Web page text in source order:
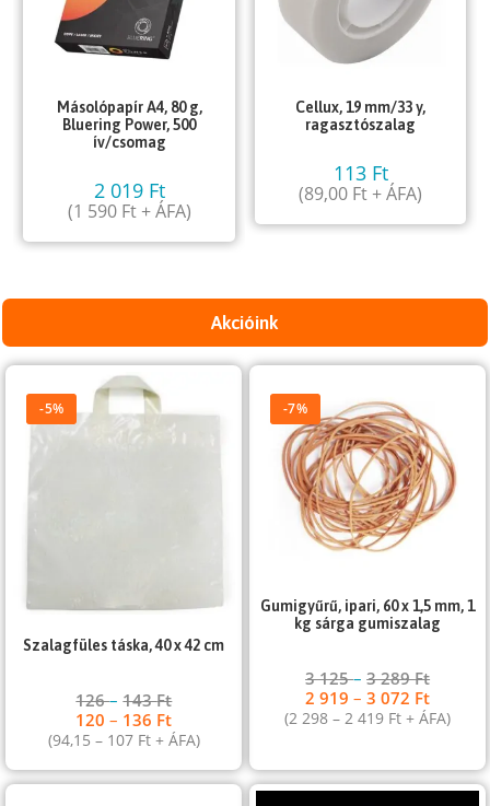
Másolópapír A4, 80 g,
Bluering Power, 500
ív/csomag
2 019 Ft
(1 590 Ft+ ÁFA)
Cellux, 19 mm/33 y,
ragasztószalag
113 Ft
(89,00 Ft+ ÁFA)
Akcióink
-5%
Szalagfüles táska, 40 x 42 cm
126–143Ft
120– 136 Ft
(94,15 – 107 Ft+ ÁFA)
-7%
Gumigyűrű, ipari, 60 x 1,5 mm, 1
kg sárga gumiszalag
3 125–3 289Ft
2 919–3 072 Ft
(2 298–2 419 Ft + ÁFA)